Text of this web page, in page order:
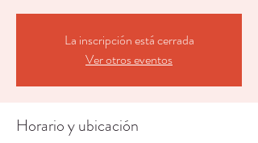
La inscripción está cerrada
Ver otros eventos
Horario y ubicación